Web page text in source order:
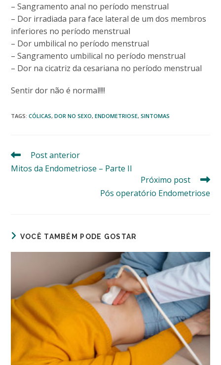
– Sangramento anal no período menstrual
– Dor irradiada para face lateral de um dos membros
inferiores no período menstrual
– Dor umbilical no período menstrual
– Sangramento umbilical no período menstrual
– Dor na cicatriz da cesariana no período menstrual
Sentir dor não é normal!!!!
TAGS:CÓLICAS, DOR NO SEXO, ENDOMETRIOSE, SINTOMAS
Leia
artigos
Post anterior
Mitos da Endometriose – Parte II
Próximo post
Pós operatório Endometriose
VOCÊ TAMBÉM PODE GOSTAR